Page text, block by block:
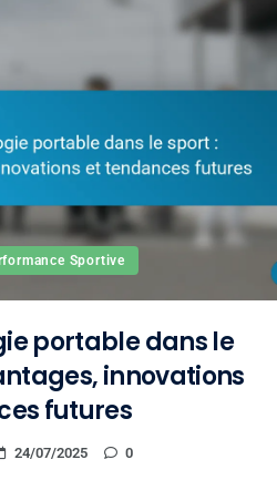
Sportive
portable dans le
innovations
futures
24/07/2025 0